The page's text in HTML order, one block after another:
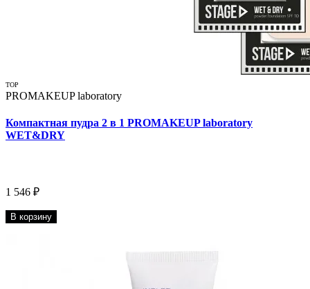
TOP
PROMAKEUP laboratory
Компактная пудра 2 в 1 PROMAKEUP laboratory
WET&DRY
1 546 ₽
В корзину